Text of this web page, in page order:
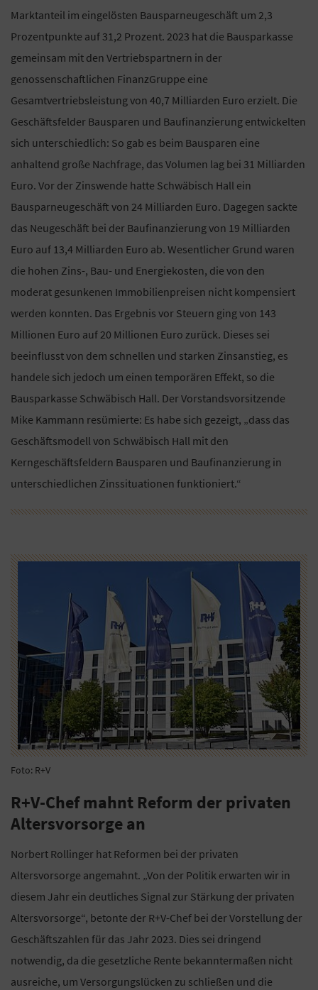
Marktanteil im eingelösten Bausparneugeschäft um 2,3
Prozentpunkte auf 31,2 Prozent. 2023 hat die Bausparkasse
gemeinsam mit den Vertriebspartnern in der
genossenschaftlichen FinanzGruppe eine
Gesamtvertriebsleistung von 40,7 Milliarden Euro erzielt. Die
Geschäftsfelder Bausparen und Baufinanzierung entwickelten
sich unterschiedlich: So gab es beim Bausparen eine
anhaltend große Nachfrage, das Volumen lag bei 31 Milliarden
Euro. Vor der Zinswende hatte Schwäbisch Hall ein
Bausparneugeschäft von 24 Milliarden Euro. Dagegen sackte
das Neugeschäft bei der Baufinanzierung von 19 Milliarden
Euro auf 13,4 Milliarden Euro ab. Wesentlicher Grund waren
die hohen Zins-, Bau- und Energiekosten, die von den
moderat gesunkenen Immobilienpreisen nicht kompensiert
werden konnten. Das Ergebnis vor Steuern ging von 143
Millionen Euro auf 20 Millionen Euro zurück. Dieses sei
beeinflusst von dem schnellen und starken Zinsanstieg, es
handele sich jedoch um einen temporären Effekt, so die
Bausparkasse Schwäbisch Hall. Der Vorstandsvorsitzende
Mike Kammann resümierte: Es habe sich gezeigt, „dass das
Geschäftsmodell von Schwäbisch Hall mit den
Kerngeschäftsfeldern Bausparen und Baufinanzierung in
unterschiedlichen Zinssituationen funktioniert.“
Foto: R+V
R+V-Chef mahnt Reform der privaten
Altersvorsorge an
Norbert Rollinger hat Reformen bei der privaten
Altersvorsorge angemahnt. „Von der Politik erwarten wir in
diesem Jahr ein deutliches Signal zur Stärkung der privaten
Altersvorsorge“, betonte der R+V-Chef bei der Vorstellung der
Geschäftszahlen für das Jahr 2023. Dies sei dringend
notwendig, da die gesetzliche Rente bekanntermaßen nicht
ausreiche, um Versorgungslücken zu schließen und die